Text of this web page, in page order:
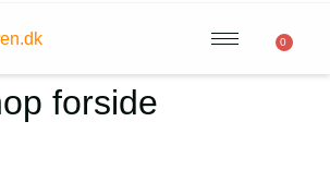
0
forside